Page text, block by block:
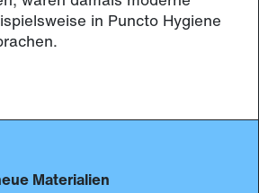
in Puncto Hygiene
Materialien